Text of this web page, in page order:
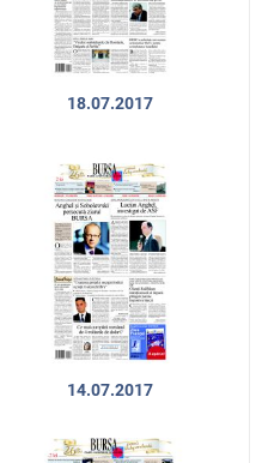
18.07.2017
14.07.2017